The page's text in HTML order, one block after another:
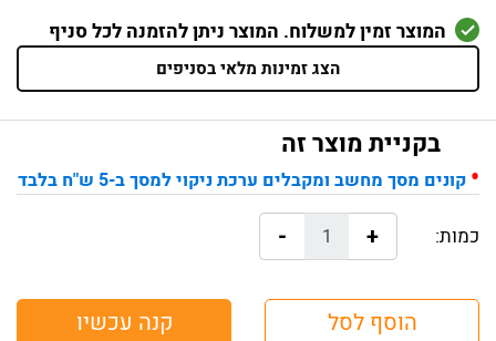
המוצר זמין למשלוח. המוצר ניתן להזמנה לכל סניף
הצג זמינות מלאי בסניפים
בקניית מוצר זה
•קונים מסך מחשב ומקבלים ערכת ניקוי למסך ב-5 ש"ח בלבד
כמות: +
-
הוסף לסל קנה עכשיו